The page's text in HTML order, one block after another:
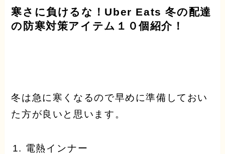
寒さに負けるな！Uber Eats 冬の配達
の防寒対策アイテム１０個紹介！
冬は急に寒くなるので早めに準備しておい
た方が良いと思います。
電熱インナー